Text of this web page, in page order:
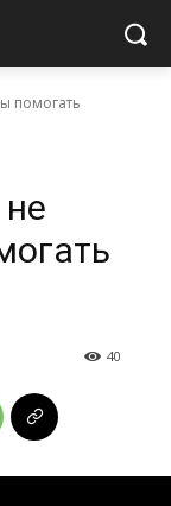
помогать
40